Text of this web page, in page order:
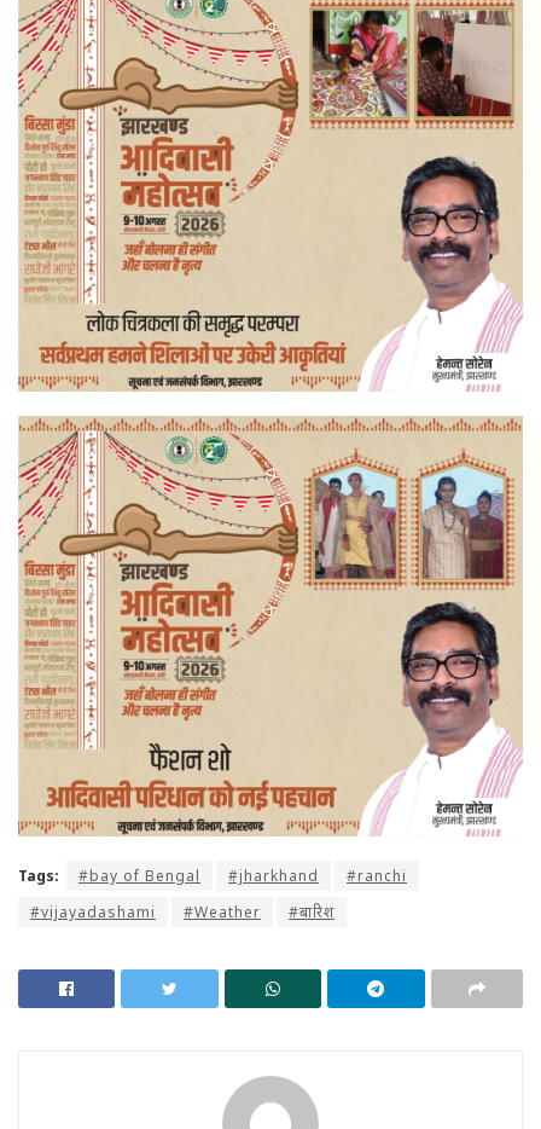
Tags: #bay of Bengal #jharkhand
#ranchi
#vijayadashami
#Weather #बारिश